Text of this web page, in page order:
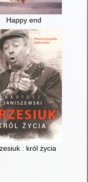
Happy end
: król życia